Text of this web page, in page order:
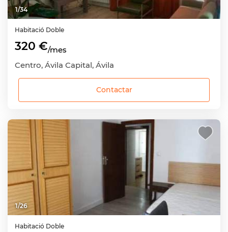
1/34
Habitació Doble
320 €/mes
Centro, Ávila Capital, Ávila
Contactar
1/26
Habitació Doble